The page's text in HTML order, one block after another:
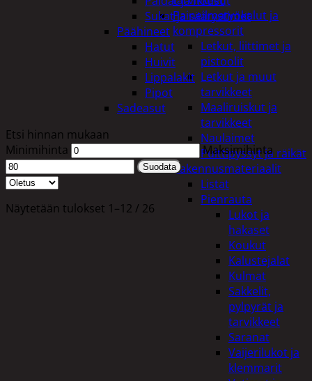
Paineilmatyökalut ja
kompressorit
Letkut, liittimet ja
pistoolit
Letkut ja muut
tarvikkeet
Maaliruiskut ja
tarvikkeet
Naulaimet
Pulttipyssyt ja räikät
Rakennusmateriaalit
Listat
Pienrauta
Lukot ja
hakaset
Koukut
Kalustejalat
Kulmat
Sakkelit,
pylpyrät ja
tarvikkeet
Saranat
Vaijerilukot ja
klemmarit
Sukat ja säärystimet
Päähineet
Hatut
Huivit
Lippalakit
Pipot
Sadeasut
Etsi hinnan mukaan
Minimihinta
Maksimihinta
Suodata
Näytetään tulokset 1–12 / 26